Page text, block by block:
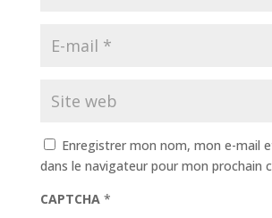
Enregistrer mon nom, mon e-mail
dans le navigateur pour mon prochain
CAPTCHA *